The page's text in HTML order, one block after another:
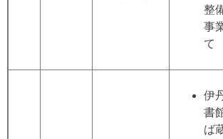
整
事
て
伊
書
ば